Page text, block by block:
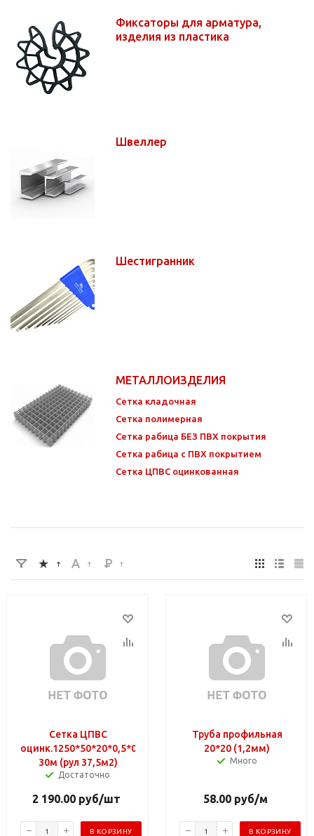
Фиксаторы для арматура,
изделия из пластика
Швеллер
Шестигранник
МЕТАЛЛОИЗДЕЛИЯ
Сетка кладочная
Сетка полимерная
Сетка рабица БЕЗ ПВХ покрытия
Сетка рабица с ПВХ покрытием
Сетка ЦПВС оцинкованная
Сетка ЦПВС
оцинк.1250*50*20*0,5*0,7
30м (рул 37,5м2)
Достаточно
2 190.00 руб/шт
В КОРЗИНУ
Труба профильная
20*20 (1,2мм)
Много
58.00 руб/м
В КОРЗИНУ